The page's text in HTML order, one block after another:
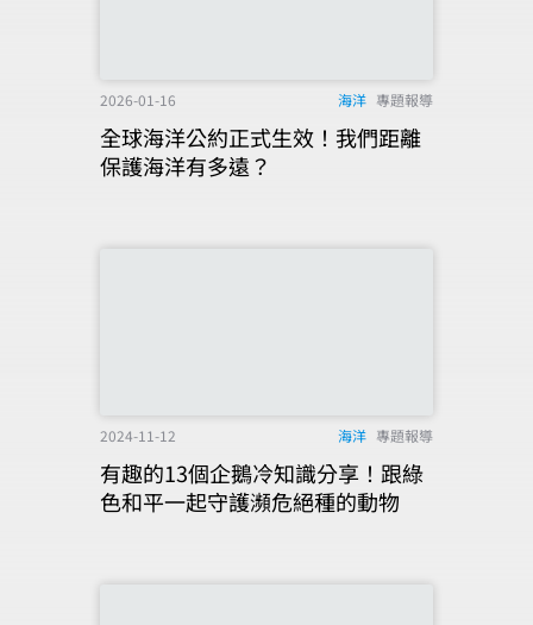
2026-01-16 海洋 專題報導
全球海洋公約正式生效！我們距離
保護海洋有多遠？
2024-11-12 海洋 專題報導
有趣的13個企鵝冷知識分享！跟綠
色和平一起守護瀕危絕種的動物